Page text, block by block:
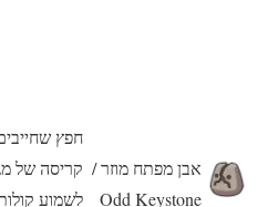
אבן מפתח מוזר /
Odd Keystone
חפץ
קריסה של
לשמוע